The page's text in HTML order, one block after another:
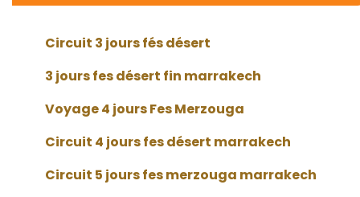
Circuit 3 jours fés désert
3 jours fes désert fin marrakech
Voyage 4 jours Fes Merzouga
Circuit 4 jours fes désert marrakech
Circuit 5 jours fes merzouga marrakech